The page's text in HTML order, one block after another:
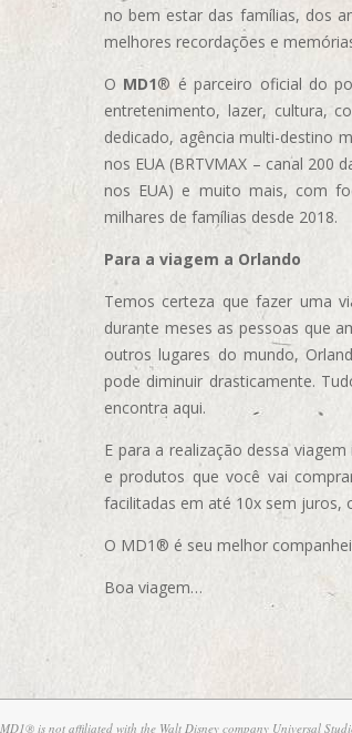
no bem estar das famílias, dos
melhores recordações e
O MD1® é parceiro oficial do
entretenimento, lazer, cultura,
dedicado, agência multi-destino
nos EUA (BRTVMAX – canal 200
nos EUA) e muito mais, com
milhares de famílias desde 2018.
Para a viagem a Orlando
Temos certeza que fazer uma
durante meses as pessoas que
outros lugares do mundo,
pode diminuir drasticamente.
encontra aqui.
E para a realização dessa
e produtos que você vai
facilitadas em até 10x sem juros,
O MD1® é seu melhor
Boa viagem…
MD1® is not affiliated with the Walt Disney company Universal